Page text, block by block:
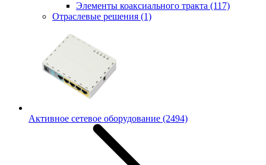
Элементы коаксиального тракта (117)
Отраслевые решения (1)
Активное сетевое оборудование (2494)